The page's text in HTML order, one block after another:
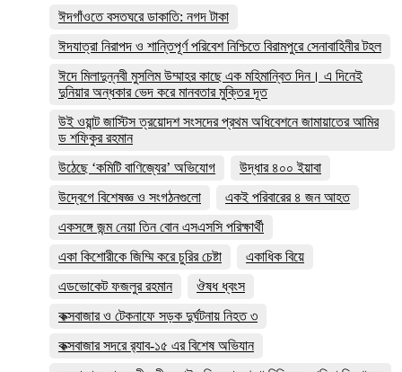
ঈদগাঁওতে বসতঘরে ডাকাতি: নগদ টাকা
ঈদযাত্রা নিরাপদ ও শান্তিপূর্ণ পরিবেশ নিশ্চিতে বিরামপুরে সেনাবাহিনীর টহল
ঈদে মিলাদুন্নবী মুসলিম উম্মাহর কাছে এক মহিমান্বিত দিন। এ দিনেই
দুনিয়ার অন্ধকার ভেদ করে মানবতার মুক্তির দূত
উই ওয়ান্ট জাস্টিস ত্রয়োদশ সংসদের প্রথম অধিবেশনে জামায়াতের আমির
ড শফিকুর রহমান
উঠেছে ‘কমিটি বাণিজ্যের’ অভিযোগ
উদ্ধার ৪০০ ইয়াবা
উদ্বেগে বিশেষজ্ঞ ও সংগঠনগুলো
একই পরিবারের ৪ জন আহত
একসঙ্গে জন্ম নেয়া তিন বোন এসএসসি পরিক্ষার্থী
একা কিশোরীকে জিম্মি করে চুরির চেষ্টা
একাধিক বিয়ে
এডভোকেট ফজলুর রহমান
ঔষধ ধ্বংস
কক্সবাজার ও টেকনাফে সড়ক দুর্ঘটনায় নিহত ৩
কক্সবাজার সদরে র‍্যাব-১৫ এর বিশেষ অভিযান